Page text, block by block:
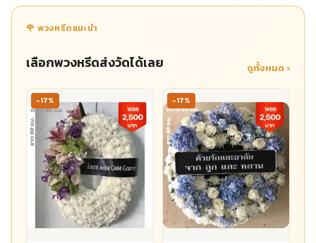
🌹 พวงหรีดแนะนำ
เลือกพวงหรีดส่งวัดได้เลย ดูทั้งหมด ›
-17% -17%